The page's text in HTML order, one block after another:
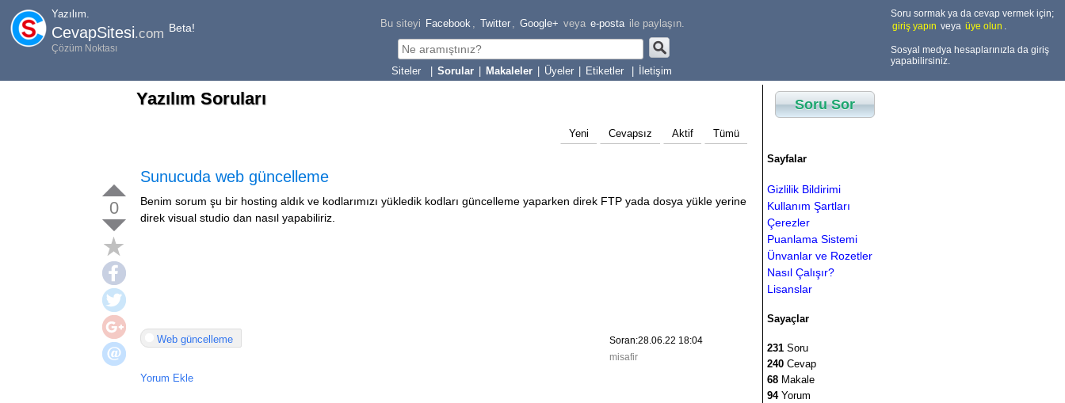
Yazılım.
CevapSitesi.com Beta!
Çözüm Noktası
Bu siteyi Facebook , Twitter , Google+ veya e-posta ile paylaşın.
Sorular Makaleler Üyeler Etiketler İletişim
Soru sormak ya da cevap vermek için;
giriş yapın veya üye olun .
Sosyal medya hesaplarınızla da giriş
yapabilirsiniz.
Yazılım Soruları
Yeni Cevapsız Aktif Tümü
0
Sunucuda web güncelleme
Benim sorum şu bir hosting aldık ve kodlarımızı yükledik kodları güncelleme yaparken direk FTP yada dosya yükle yerine
direk visual studio dan nasıl yapabiliriz.
Web güncelleme
Soran:28.06.22 18:04
misafir
Yorum Ekle
Soru Sor
Sayfalar
Gizlilik Bildirimi
Kullanım Şartları
Çerezler
Puanlama Sistemi
Ünvanlar ve Rozetler
Nasıl Çalışır?
Lisanslar
Sayaçlar
231 Soru
240 Cevap
68 Makale
94Yorum